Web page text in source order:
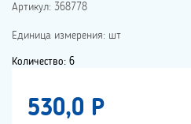
Артикул: 368778
Единица измерения: шт
Количество: 6
530,0 P